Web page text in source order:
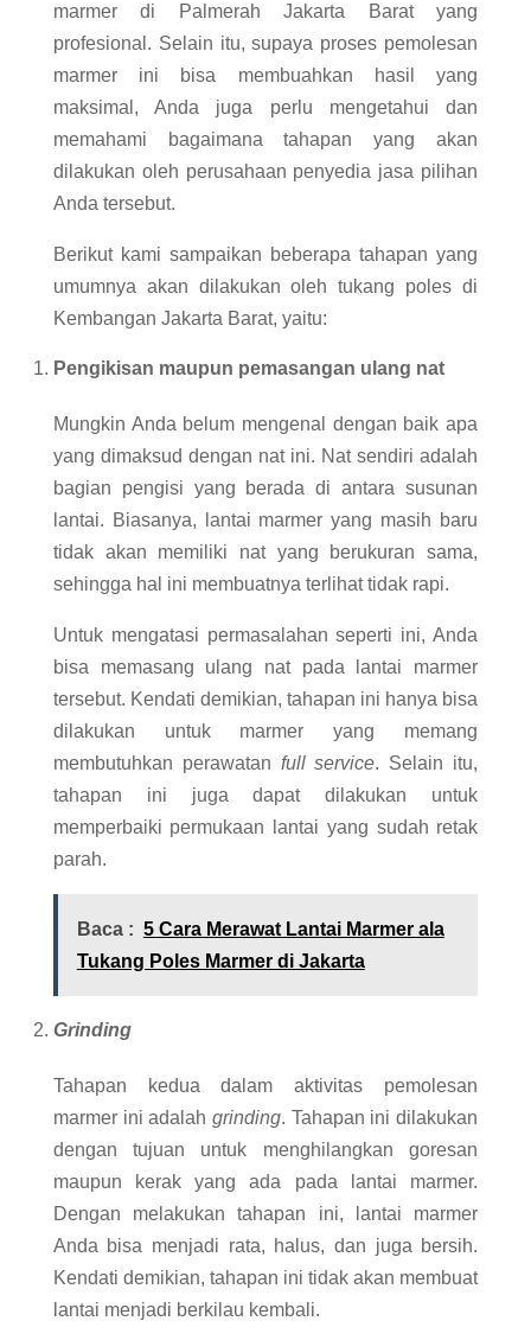
marmer di Palmerah Jakarta Barat yang
profesional. Selain itu, supaya proses pemolesan
marmer ini bisa membuahkan hasil yang
maksimal, Anda juga perlu mengetahui dan
memahami bagaimana tahapan yang akan
dilakukan oleh perusahaan penyedia jasa pilihan
Anda tersebut.
Berikut kami sampaikan beberapa tahapan yang
umumnya akan dilakukan oleh tukang poles di
Kembangan Jakarta Barat, yaitu:
Pengikisan maupun pemasangan ulang nat
Mungkin Anda belum mengenal dengan baik apa
yang dimaksud dengan nat ini. Nat sendiri adalah
bagian pengisi yang berada di antara susunan
lantai. Biasanya, lantai marmer yang masih baru
tidak akan memiliki nat yang berukuran sama,
sehingga hal ini membuatnya terlihat tidak rapi.
Untuk mengatasi permasalahan seperti ini, Anda
bisa memasang ulang nat pada lantai marmer
tersebut. Kendati demikian, tahapan ini hanya bisa
dilakukan untuk marmer yang memang
membutuhkan perawatan full service. Selain itu,
tahapan ini juga dapat dilakukan untuk
memperbaiki permukaan lantai yang sudah retak
parah.
Baca : 5 Cara Merawat Lantai Marmer ala
Tukang Poles Marmer di Jakarta
Grinding
Tahapan kedua dalam aktivitas pemolesan
marmer ini adalah grinding. Tahapan ini dilakukan
dengan tujuan untuk menghilangkan goresan
maupun kerak yang ada pada lantai marmer.
Dengan melakukan tahapan ini, lantai marmer
Anda bisa menjadi rata, halus, dan juga bersih.
Kendati demikian, tahapan ini tidak akan membuat
lantai menjadi berkilau kembali.